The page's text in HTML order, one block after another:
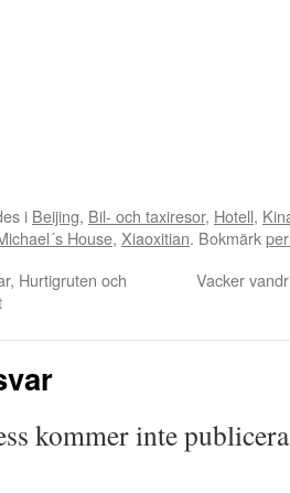
i Beijing, Bil- och taxiresor, Hotell,
House, Xiaoxitian. Bokmärk
Hurtigruten och
Vacker
kommer inte